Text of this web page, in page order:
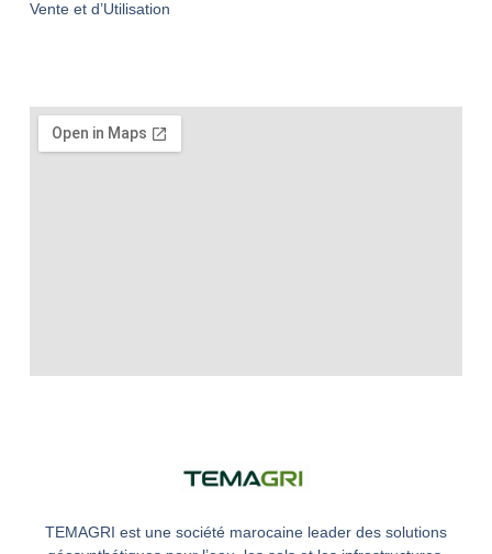
TEMAGRI est une société marocaine leader des solutions
Vente et d’Utilisation